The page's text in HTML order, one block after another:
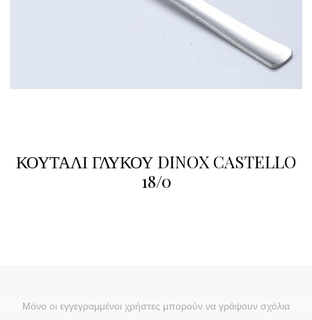
ΚΟΥΤΑΛΙ ΓΛΥΚΟΥ DINOX CASTELLO
18/0
Μόνο οι εγγεγραμμένοι χρήστες μπορούν να γράψουν σχόλια